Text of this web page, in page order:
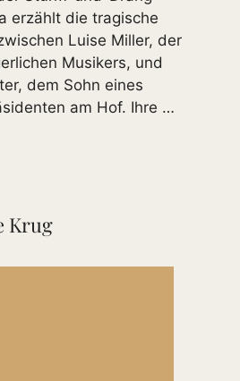
erzählt die tragische
Luise Miller, der
Musikers, und
dem Sohn eines
am Hof. Ihre …
Krug